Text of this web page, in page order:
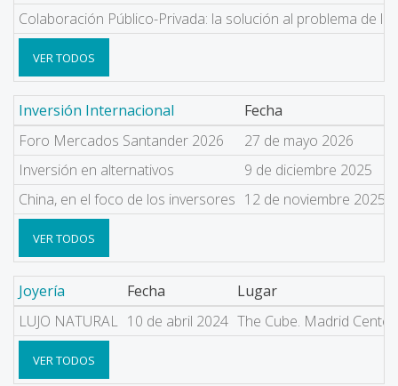
Colaboración Público-Privada: la solución al problema de la
VER TODOS
Inversión Internacional Fecha
Foro Mercados Santander 2026
27 de mayo 2026
Inversión en alternativos
9 de diciembre 2025
China, en el foco de los inversores 12 de noviembre 2025
VER TODOS
Joyería Fecha
Lugar
LUJO NATURAL 10 de abril 2024 The Cube. Madrid
VER TODOS